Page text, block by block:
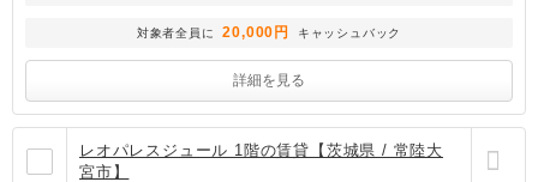
対象者全員に 20,000円 キャッシュバック
詳細を見る
レオパレスジュール 1階の賃貸【茨城県 / 常陸大
宮市】